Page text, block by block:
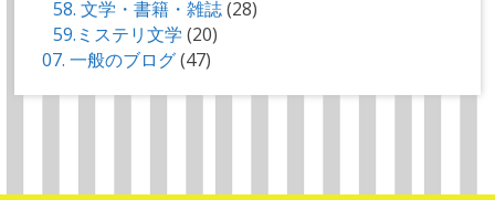
58. 文学・書籍・雑誌(28)
59.ミステリ文学 (20)
07. 一般のブログ(47)